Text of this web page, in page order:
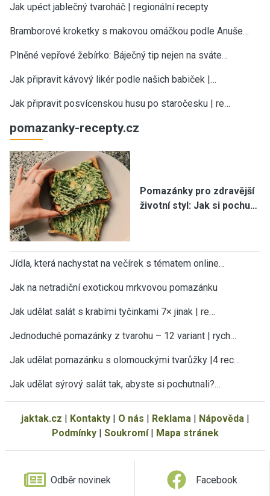
Jak upéct jablečný tvaroháč | regionální recepty
Bramborové kroketky s makovou omáčkou podle Anuše…
Plněné vepřové žebírko: Báječný tip nejen na sváte…
Jak připravit kávový likér podle našich babiček |…
Jak připravit posvícenskou husu po staročesku | re…
pomazanky-recepty.cz
Pomazánky pro zdravější
životní styl: Jak si pochu…
Jídla, která nachystat na večírek s tématem online…
Jak na netradiční exotickou mrkvovou pomazánku
Jak udělat salát s krabími tyčinkami 7× jinak | re…
Jednoduché pomazánky z tvarohu – 12 variant | rych…
Jak udělat pomazánku s olomouckými tvarůžky |4 rec…
Jak udělat sýrový salát tak, abyste si pochutnali?…
jaktak.cz | Kontakty| O nás | Reklama| Nápověda|
Podmínky| Soukromí| Mapa stránek
Odběr novinek Facebook